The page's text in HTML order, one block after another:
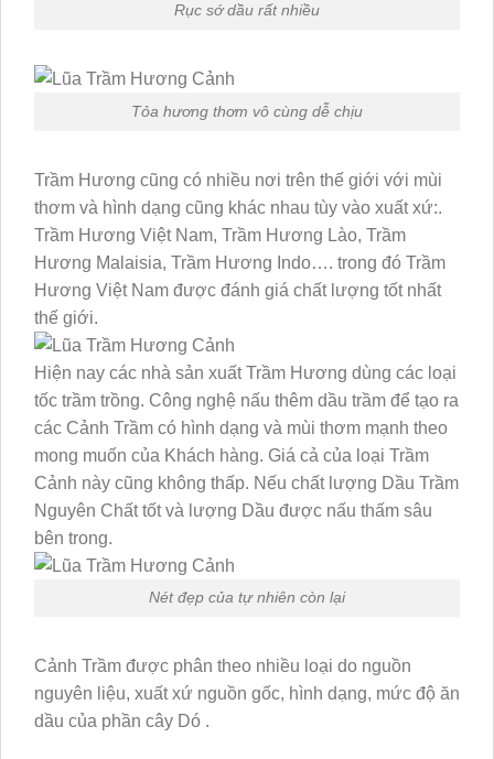
Rục sớ dầu rất nhiều
Tỏa hương thơm vô cùng dễ chịu
Trầm Hương cũng có nhiều nơi trên thế giới với mùi
thơm và hình dạng cũng khác nhau tùy vào xuất xứ:.
Trầm Hương Việt Nam, Trầm Hương Lào, Trầm
Hương Malaisia, Trầm Hương Indo…. trong đó Trầm
Hương Việt Nam được đánh giá chất lượng tốt nhất
thế giới.
Hiện nay các nhà sản xuất Trầm Hương dùng các loại
tốc trầm trồng. Công nghệ nấu thêm dầu trầm để tạo ra
các Cảnh Trầm có hình dạng và mùi thơm mạnh theo
mong muốn của Khách hàng. Giá cả của loại Trầm
Cảnh này cũng không thấp. Nếu chất lượng Dầu Trầm
Nguyên Chất tốt và lượng Dầu được nấu thấm sâu
bên trong.
Nét đẹp của tự nhiên còn lại
Cảnh Trầm được phân theo nhiều loại do nguồn
nguyên liệu, xuất xứ nguồn gốc, hình dạng, mức độ ăn
dầu của phần cây Dó .